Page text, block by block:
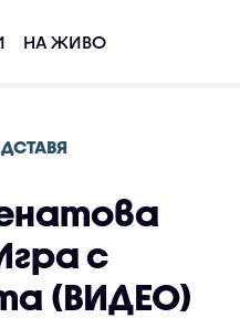
НА ЖИВО
с
(ВИДЕО)